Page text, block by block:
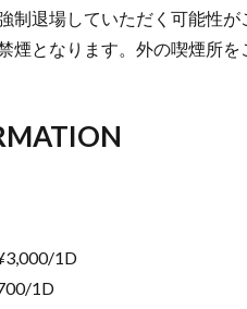
制退場していただく可能性が
煙となります。外の喫煙所
1D
1D